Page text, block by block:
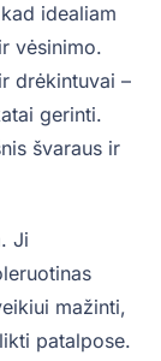
idealiam
vėsinimo.
drėkintuvai –
gerinti.
švaraus ir
Ji
mažinti,
patalpose.